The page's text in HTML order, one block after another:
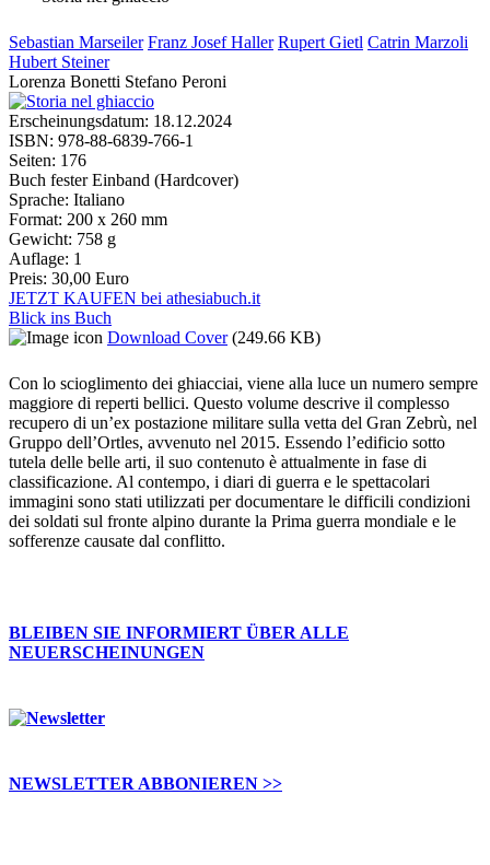
Sebastian Marseiler Franz Josef Haller Rupert Gietl Catrin Marzoli
Hubert Steiner
Lorenza Bonetti Stefano Peroni
Erscheinungsdatum: 18.12.2024
ISBN: 978-88-6839-766-1
Seiten: 176
Buch fester Einband (Hardcover)
Sprache: Italiano
Format: 200 x 260 mm
Gewicht: 758 g
Auflage: 1
Preis: 30,00 Euro
JETZT KAUFEN bei athesiabuch.it
Blick ins Buch
Download Cover (249.66 KB)
Con lo scioglimento dei ghiacciai, viene alla luce un numero sempre
maggiore di reperti bellici. Questo volume descrive il complesso
recupero di un’ex postazione militare sulla vetta del Gran Zebrù, nel
Gruppo dell’Ortles, avvenuto nel 2015. Essendo l’edificio sotto
tutela delle belle arti, il suo contenuto è attualmente in fase di
classificazione. Al contempo, i diari di guerra e le spettacolari
immagini sono stati utilizzati per documentare le difficili condizioni
dei soldati sul fronte alpino durante la Prima guerra mondiale e le
sofferenze causate dal conflitto.
BLEIBEN SIE INFORMIERT ÜBER ALLE
NEUERSCHEINUNGEN
NEWSLETTER ABBONIEREN >>